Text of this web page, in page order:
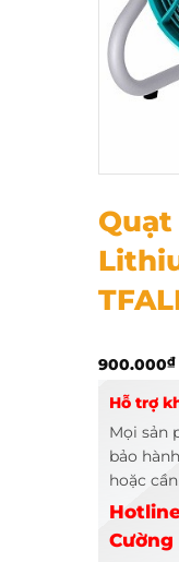
900.000₫
Hỗ trợ
Mọi sản
bảo
hoặc
Cường